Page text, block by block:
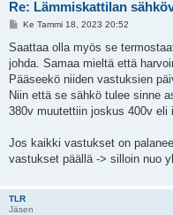
Re: Lämmiskattilan
V
e
t
i
Ke Tammi 18, 2023 20:52
Saattaa olla myös se
johda. Samaa mieltä että
Pääseekö niiden vastuksien
Niin että se sähkö tulee sinne
380v muutettiin joskus 400v eli
Jos kaikki vastukset on
vastukset päällä -> silloin nuo
TLR
Jäsen